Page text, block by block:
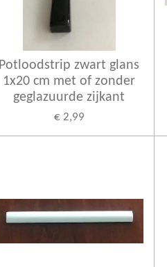
Potloodstrip zwart glans
1x20 cm met of zonder
geglazuurde zijkant
€ 2,99